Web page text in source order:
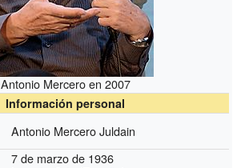
Antonio Mercero en 2007
Información personal
Antonio Mercero Juldain
7 de marzo de 1936